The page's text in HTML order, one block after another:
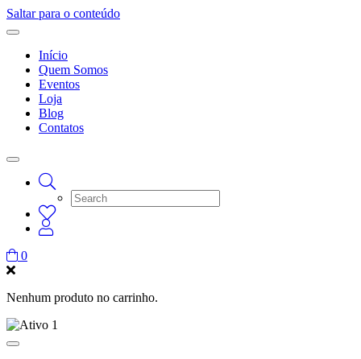
Saltar para o conteúdo
Início
Quem Somos
Eventos
Loja
Blog
Contatos
0
Nenhum produto no carrinho.